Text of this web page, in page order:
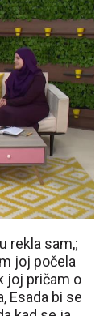
rekla sam,;
joj počela
joj pričam o
Esada bi se